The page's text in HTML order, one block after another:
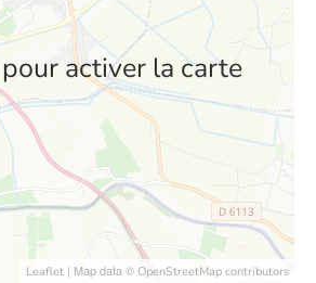
activer la carte
Leaflet | Map data © OpenStreetMap contributors